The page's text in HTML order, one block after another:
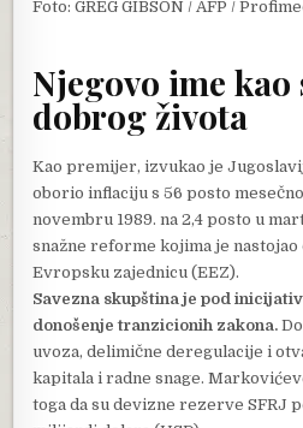
Foto: GREG GIBSON / AFP /
Njegovo ime
dobrog života
Kao premijer, izvukao je
oborio inflaciju s 56 posto
novembru 1989. na 2,4 posto u
snažne reforme kojima je
Evropsku zajednicu (EEZ).
Savezna skupština je pod
donošenje tranzicionih zakona.
uvoza, delimične deregulacije i
kapitala i radne snage.
toga da su devizne rezerve SFRJ